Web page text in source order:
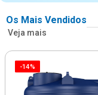
Os Mais Vendidos
Veja mais
-14%